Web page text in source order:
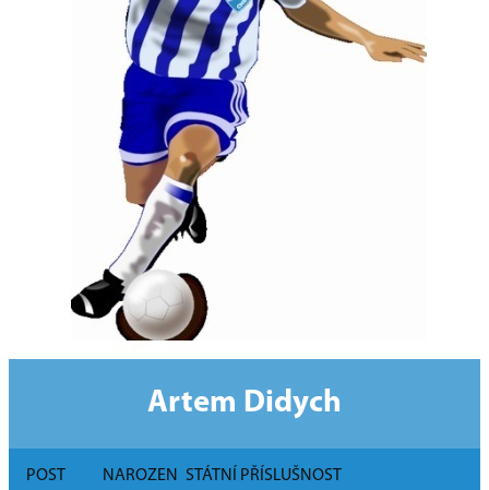
Artem Didych
POST
NAROZEN
STÁTNÍ PŘÍSLUŠNOST